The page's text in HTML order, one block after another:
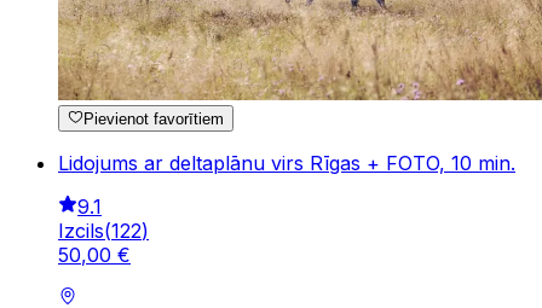
Pievienot favorītiem
Lidojums ar deltaplānu virs Rīgas + FOTO, 10 min.
9.1
Izcils(122)
50,00 €